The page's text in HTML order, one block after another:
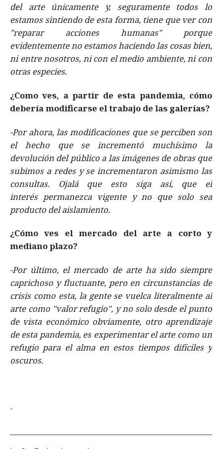
del arte únicamente y, seguramente todos lo
estamos sintiendo de esta forma, tiene que ver con
"reparar acciones humanas" porque
evidentemente no estamos haciendo las cosas bien,
ni entre nosotros, ni con el medio ambiente, ni con
otras especies.
¿Como ves, a partir de esta pandemia, cómo
debería modificarse el trabajo de las galerías?
-Por ahora, las modificaciones que se perciben son
el hecho que se incrementó muchísimo la
devolución del público a las imágenes de obras que
subimos a redes y se incrementaron asimismo las
consultas. Ojalá que esto siga así, que el
interés permanezca vigente y no que solo sea
producto del aislamiento.
¿Cómo ves el mercado del arte a corto y
mediano plazo?
-Por último, el mercado de arte ha sido siempre
caprichoso y fluctuante, pero en circunstancias de
crisis como esta, la gente se vuelca literalmente al
arte como "valor refugio", y no solo desde el punto
de vista económico obviamente, otro aprendizaje
de esta pandemia, es experimentar el arte como un
refugio para el alma en estos tiempos difíciles y
oscuros.
-